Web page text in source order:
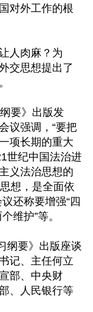
对外工作的根
人肉麻？为
交思想提出了
要》出版发
议强调，“要把
项长期的重大
世纪中国法治进
义法治思想的
想，是全面依
还称要增强“四
维护”等。
纲要》出版座谈
记、主任何立
部、中央财
、人民银行等